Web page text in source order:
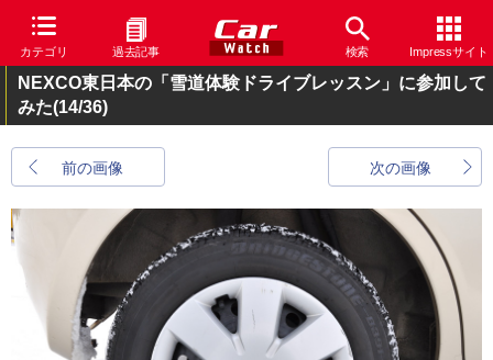
カテゴリ 過去記事 検索 Impressサイト
NEXCO東日本の「雪道体験ドライブレッスン」に参加して
みた(14/36)
前の画像 次の画像